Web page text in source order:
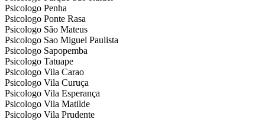
Psicologo Penha
Psicologo Ponte Rasa
Psicologo São Mateus
Psicologo Sao Miguel Paulista
Psicologo Sapopemba
Psicologo Tatuape
Psicologo Vila Carao
Psicologo Vila Curuça
Psicologo Vila Esperança
Psicologo Vila Matilde
Psicologo Vila Prudente